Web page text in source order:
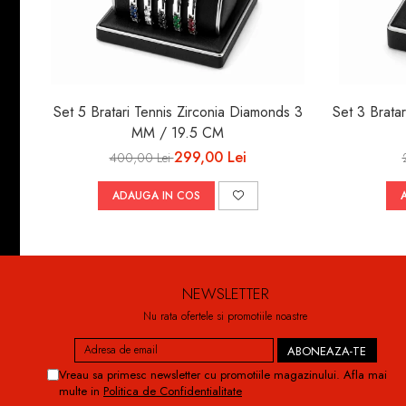
Set 5 Bratari Tennis Zirconia Diamonds 3
MM / 19.5 CM
400,00 Lei299,00 Lei
ADAUGA IN COS
Set 3
NEWSLETTER
Nu rata ofertele si promotiile noastre
Vreau sa primesc newsletter cu promotiile magazinului. Afla mai
multe in Politica de Confidentialitate